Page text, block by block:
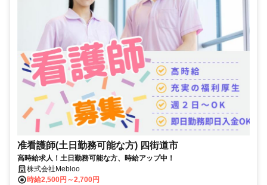
准看護師(土日勤務可能な方) 四街道市
高時給求人！土日勤務可能な方、時給アップ中！
株式会社Mebloo
時給2,500円～2,700円